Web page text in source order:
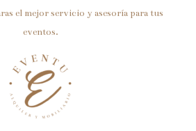
el mejor servicio y asesoría para tus
eventos.